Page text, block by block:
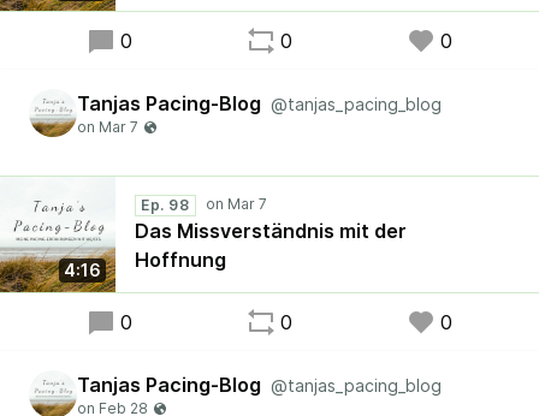
0 0 0
Tanjas Pacing-Blog @tanjas_pacing_blog
4:16
Ep. 98
Das Missverständnis mit der
Hoffnung
0 0 0
Tanjas Pacing-Blog @tanjas_pacing_blog